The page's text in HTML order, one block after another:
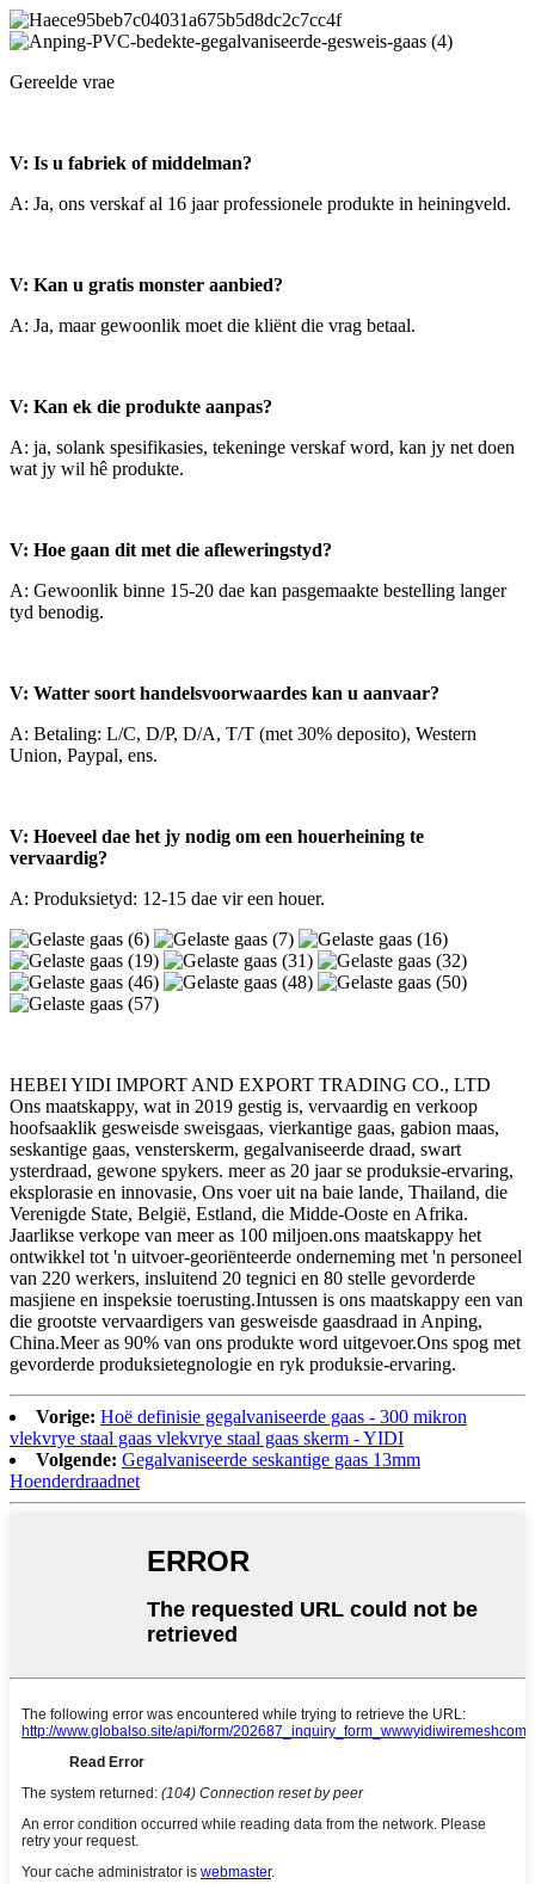
Gereelde vrae
V: Is u fabriek of middelman?
A: Ja, ons verskaf al 16 jaar professionele produkte in heiningveld.
V: Kan u gratis monster aanbied?
A: Ja, maar gewoonlik moet die kliënt die vrag betaal.
V: Kan ek die produkte aanpas?
A: ja, solank spesifikasies, tekeninge verskaf word, kan jy net doen
wat jy wil hê produkte.
V: Hoe gaan dit met die afleweringstyd?
A: Gewoonlik binne 15-20 dae kan pasgemaakte bestelling langer
tyd benodig.
V: Watter soort handelsvoorwaardes kan u aanvaar?
A: Betaling: L/C, D/P, D/A, T/T (met 30% deposito), Western
Union, Paypal, ens.
V: Hoeveel dae het jy nodig om een ​​houerheining te
vervaardig?
A: Produksietyd: 12-15 dae vir een houer.
HEBEI YIDI IMPORT AND EXPORT TRADING CO., LTD
Ons maatskappy, wat in 2019 gestig is, vervaardig en verkoop
hoofsaaklik gesweisde sweisgaas, vierkantige gaas, gabion maas,
seskantige gaas, vensterskerm, gegalvaniseerde draad, swart
ysterdraad, gewone spykers. meer as 20 jaar se produksie-ervaring,
eksplorasie en innovasie, Ons voer uit na baie lande, Thailand, die
Verenigde State, België, Estland, die Midde-Ooste en Afrika.
Jaarlikse verkope van meer as 100 miljoen.ons maatskappy het
ontwikkel tot 'n uitvoer-georiënteerde onderneming met 'n personeel
van 220 werkers, insluitend 20 tegnici en 80 stelle gevorderde
masjiene en inspeksie toerusting.Intussen is ons maatskappy een van
die grootste vervaardigers van gesweisde gaasdraad in Anping,
China.Meer as 90% van ons produkte word uitgevoer.Ons spog met
gevorderde produksietegnologie en ryk produksie-ervaring.
Vorige: Hoë definisie gegalvaniseerde gaas - 300 mikron
vlekvrye staal gaas vlekvrye staal gaas skerm - YIDI
Volgende: Gegalvaniseerde seskantige gaas 13mm
Hoenderdraadnet